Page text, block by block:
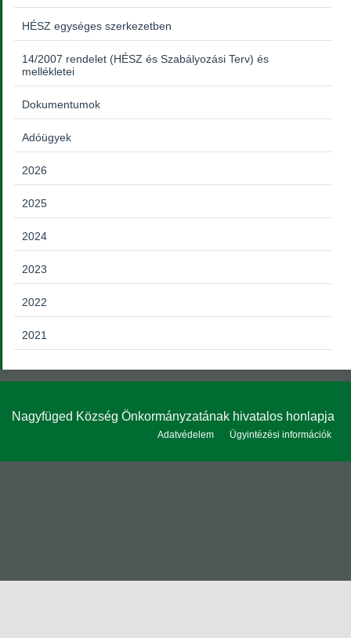
HÉSZ egységes szerkezetben
14/2007 rendelet (HÉSZ és Szabályozási Terv) és
mellékletei
Dokumentumok
Adóügyek
2026
2025
2024
2023
2022
2021
Nagyfüged Község Önkormányzatának hivatalos honlapja
Adatvédelem Ügyintézési információk